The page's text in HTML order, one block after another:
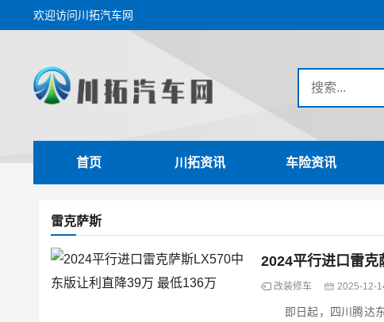
欢迎访问川拓汽车网
首页 川拓资讯 车险资讯
雷克萨斯
2024平行进口雷克
改装修车 2025-12-
即日起，四川腾达东